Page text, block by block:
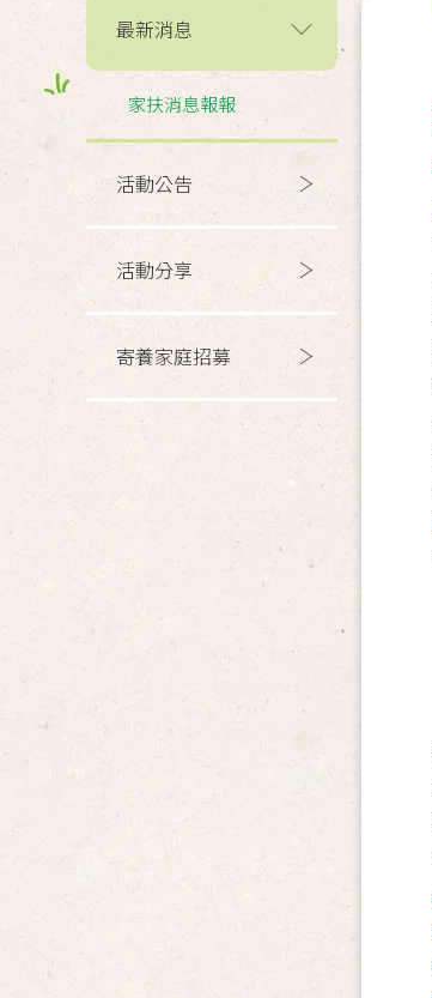
最新消息
家扶消息報報
活動公告
活動分享
寄養家庭招募